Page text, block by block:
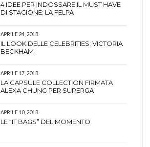
4 IDEE PER INDOSSARE IL MUST HAVE
DI STAGIONE: LA FELPA
APRILE 24, 2018
IL LOOK DELLE CELEBRITIES: VICTORIA
BECKHAM
APRILE 17, 2018
LA CAPSULE COLLECTION FIRMATA
ALEXA CHUNG PER SUPERGA
APRILE 10, 2018
LE “IT BAGS” DEL MOMENTO.